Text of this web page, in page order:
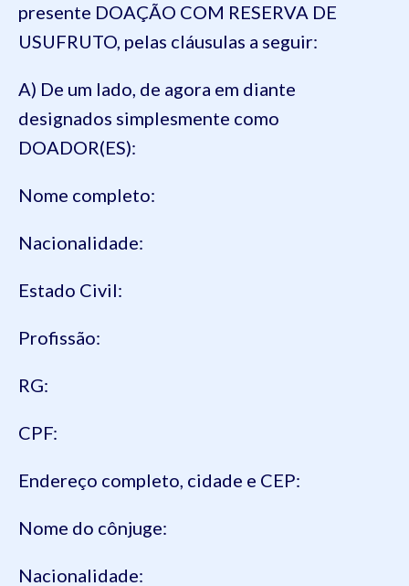
presente DOAÇÃO COM RESERVA DE
USUFRUTO, pelas cláusulas a seguir:
A) De um lado, de agora em diante
designados simplesmente como
DOADOR(ES):
Nome completo:
Nacionalidade:
Estado Civil:
Profissão:
RG:
CPF:
Endereço completo, cidade e CEP:
Nome do cônjuge:
Nacionalidade: